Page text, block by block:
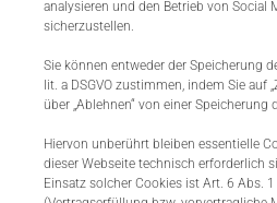
analysieren und den Betrieb von Social
sicherzustellen.
Sie können entweder der Speicherung
lit. a DSGVO zustimmen, indem Sie auf
über „Ablehnen“ von einer Speicherung
Hiervon unberührt bleiben essentielle
dieser Webseite technisch erforderlich
Einsatz solcher Cookies ist Art. 6 Abs. 1
Corona
War der Arbeitsmarkt
vom War of talents
Unsicherheiten. Die
Deutschland
hinterlässt ihre